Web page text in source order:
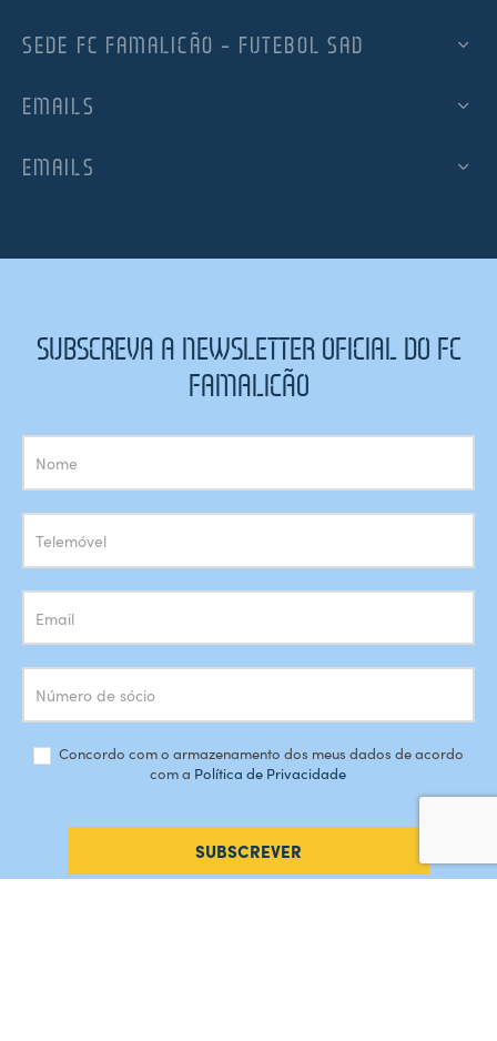
SEDE FC FAMALICÃO – FUTEBOL SAD
EMAILS
EMAILS
SUBSCREVA A NEWSLETTER OFICIAL DO FC
FAMALICÃO
Subscrição
Newsletter
Concordo com o armazenamento dos meus dados de acordo
com a Política de Privacidade
SUBSCREVER